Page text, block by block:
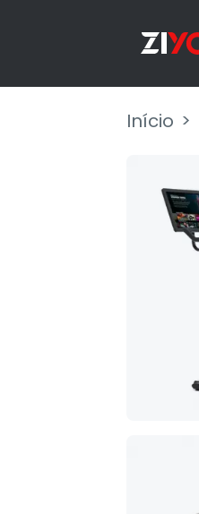
Início